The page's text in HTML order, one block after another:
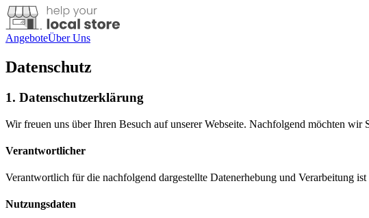
AngeboteÜber Uns
Datenschutz
1. Datenschutzerklärung
Wir freuen uns über Ihren Besuch auf unserer Webseite. Nachfolgend möchten
Verantwortlicher
Verantwortlich für die nachfolgend dargestellte Datenerhebung und Verarbeitung
Nutzungsdaten